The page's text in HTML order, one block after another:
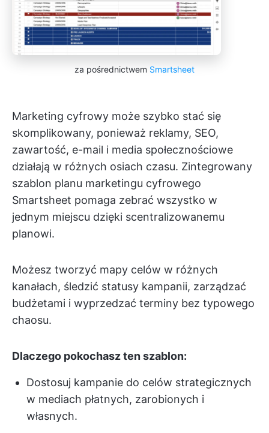
za pośrednictwem Smartsheet
Marketing cyfrowy może szybko stać się
skomplikowany, ponieważ reklamy, SEO,
zawartość, e-mail i media społecznościowe
działają w różnych osiach czasu. Zintegrowany
szablon planu marketingu cyfrowego
Smartsheet pomaga zebrać wszystko w
jednym miejscu dzięki scentralizowanemu
planowi.
Możesz tworzyć mapy celów w różnych
kanałach, śledzić statusy kampanii, zarządzać
budżetami i wyprzedzać terminy bez typowego
chaosu.
Dlaczego pokochasz ten szablon:
Dostosuj kampanie do celów strategicznych
w mediach płatnych, zarobionych i
własnych.